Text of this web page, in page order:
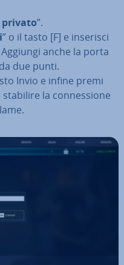
privato”.
” o il tasto [F] e inserisci
anche la porta
due punti.
Invio e infine premi
stabilire la con­nes­sio­ne